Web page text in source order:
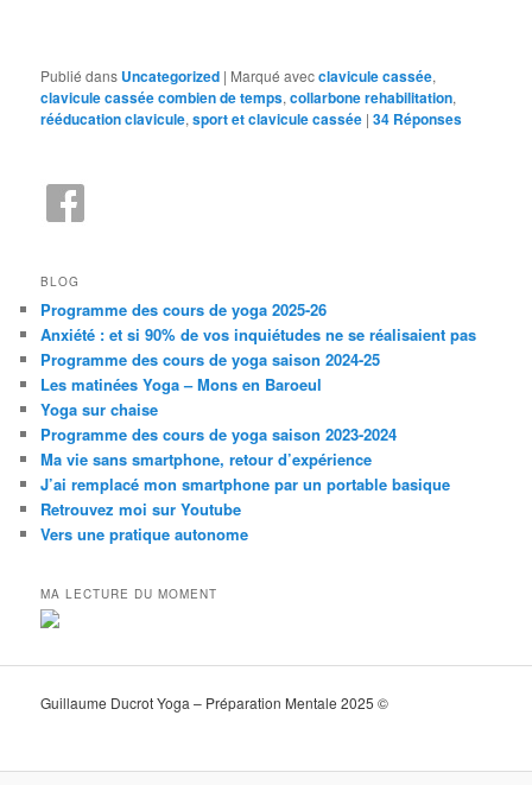
Publié dans Uncategorized | Marqué avecclavicule cassée,
clavicule cassée combien de temps,collarbone rehabilitation,
rééducation clavicule,sport et clavicule cassée |34 Réponses
BLOG
Programme des cours de yoga 2025-26
Anxiété : et si 90% de vos inquiétudes ne se réalisaient pas
Programme des cours de yoga saison 2024-25
Les matinées Yoga – Mons en Baroeul
Yoga sur chaise
Programme des cours de yoga saison 2023-2024
Ma vie sans smartphone, retour d’expérience
J’ai remplacé mon smartphone par un portable basique
Retrouvez moi sur Youtube
Vers une pratique autonome
MA LECTURE DU MOMENT
Guillaume Ducrot Yoga – Préparation Mentale 2025 ©